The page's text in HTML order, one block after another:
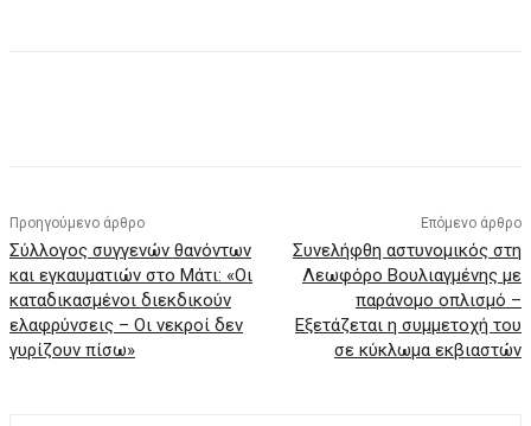
Προηγούμενο άρθρο
Σύλλογος συγγενών θανόντων
και εγκαυματιών στο Μάτι: «Οι
καταδικασμένοι διεκδικούν
ελαφρύνσεις – Οι νεκροί δεν
γυρίζουν πίσω»
Επόμενο άρθρο
Συνελήφθη αστυνομικός στη
Λεωφόρο Βουλιαγμένης με
παράνομο οπλισμό –
Εξετάζεται η συμμετοχή του
σε κύκλωμα εκβιαστών